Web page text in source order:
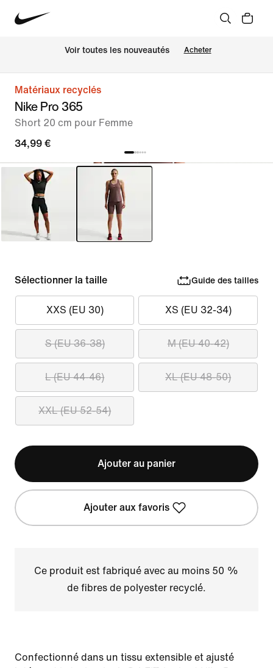
Voir toutes les nouveautés Acheter
Matériaux recyclés
Nike Pro 365
Short 20 cm pour Femme
34,99 €
Sélectionner la taille Guide des tailles
XXS (EU 30) XS (EU 32-34)
S (EU 36-38) M (EU 40-42)
L (EU 44-46) XL (EU 48-50)
XXL (EU 52-54)
Ajouter au panier
Ajouter aux favoris
Ce produit est fabriqué avec au moins 50 %
de fibres de polyester recyclé.
Confectionné dans un tissu extensible et ajusté